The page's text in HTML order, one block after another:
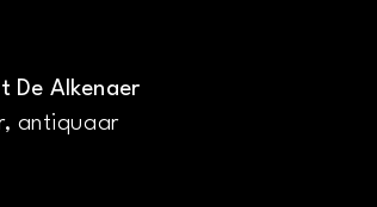
De Alkenaer
antiquaar